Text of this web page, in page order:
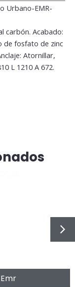
Urbano-EMR-
carbón. Acabado:
de fosfato de zinc
Atornillar,
L 1210 A 672.